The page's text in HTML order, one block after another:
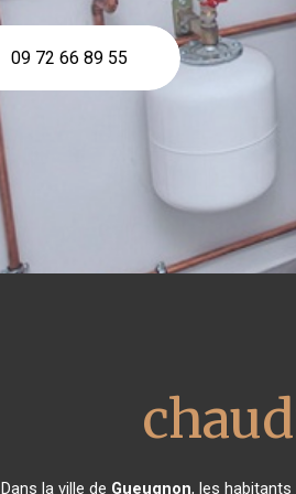
09 72 66 89 55
Dans la ville de Gueugnon, les